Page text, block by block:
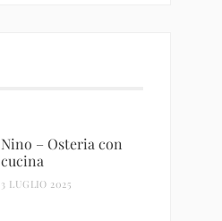
Nino – Osteria con
cucina
3 LUGLIO 2025